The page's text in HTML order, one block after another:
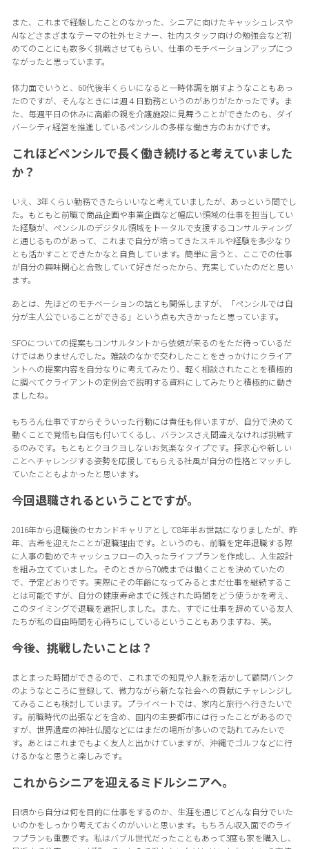
また、これまで経験したことのなかった、シニアに向けたキャッシュレスや
AIなどさまざまなテーマの社外セミナー、社内スタッフ向けの勉強会など初
めてのことにも数多く挑戦させてもらい、仕事のモチベーションアップにつ
ながったと思っています。
体力面でいうと、60代後半くらいになると一時体調を崩すようなこともあっ
たのですが、そんなときには週４日勤務というのがありがたかったです。ま
た、毎週平日の休みに高齢の親を介護施設に見舞うことができたのも、ダイ
バーシティ経営を推進しているペンシルの多様な働き方のおかげです。
これほどペンシルで長く働き続けると考えていました
か？
いえ、3年くらい勤務できたらいいなと考えていましたが、あっという間でし
た。もともと前職で商品企画や事業企画など幅広い領域の仕事を担当してい
た経験が、ペンシルのデジタル領域をトータルで支援するコンサルティング
と通じるものがあって、これまで自分が培ってきたスキルや経験を多少なり
とも活かすことできたかなと自負しています。簡単に言うと、ここでの仕事
が自分の興味関心と合致していて好きだったから、充実していたのだと思い
ます。
あとは、先ほどのモチベーションの話とも関係しますが、「ペンシルでは自
分が主人公でいることができる」という点も大きかったと思っています。
SFOについての提案もコンサルタントから依頼が来るのをただ待っているだ
けではありませんでした。雑談のなかで交わしたことをきっかけにクライア
ントへの提案内容を自分なりに考えてみたり、軽く相談されたことを積極的
に調べてクライアントの定例会で説明する資料にしてみたりと積極的に動き
ましたね。
もちろん仕事ですからそういった行動には責任も伴いますが、自分で決めて
動くことで覚悟も自信も付いてくるし、バランスさえ間違えなければ挑戦す
るのみです。もともとクヨクヨしないお気楽なタイプです。探求心や新しい
ことへチャレンジする姿勢を応援してもらえる社風が自分の性格とマッチし
ていたこともよかったと思います。
今回退職されるということですが。
2016年から退職後のセカンドキャリアとして8年半お世話になりましたが、昨
年、古希を迎えたことが退職理由です。というのも、前職を定年退職する際
に人事の勧めでキャッシュフローの入ったライフプランを作成し、人生設計
を組み立てていました。そのときから70歳までは働くことを決めていたの
で、予定どおりです。実際にその年齢になってみるとまだ仕事を継続するこ
とは可能ですが、自分の健康寿命までに残された時間をどう使うかを考え、
このタイミングで退職を選択しました。また、すでに仕事を辞めている友人
たちが私の自由時間を心待ちにしているということもありますね、笑。
今後、挑戦したいことは？
まとまった時間ができるので、これまでの知見や人脈を活かして顧問バンク
のようなところに登録して、微力ながら新たな社会への貢献にチャレンジし
てみることも検討しています。プライベートでは、家内と旅行へ行きたいで
す。前職時代の出張などを含め、国内の主要都市には行ったことがあるので
すが、世界遺産の神社仏閣などにはまだの場所が多いので訪れてみたいで
す。あとはこれまでもよく友人と出かけていますが、沖縄でゴルフなどに行
けるかなと思うと楽しみです。
これからシニアを迎えるミドルシニアへ。
日頃から自分は何を目的に仕事をするのか、生涯を通じてどんな自分でいた
いのかをしっかり考えておくのがいいと思います。もちろん収入面でのライ
フプランも重要です。私はバブル世代だったこともあって3度も家を購入し、